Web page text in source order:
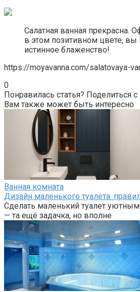
Салатная ванная прекрасна.
в этом позитивном цвете, вы
истинное блаженство!
https://moyavanna.com/salatovaya-
0
Понравилась статья? Поделиться
Вам также может быть интересно
Ванная комната
Дизайн маленького туалета:
Сделать маленький туалет
— та ещё задачка, но вполне